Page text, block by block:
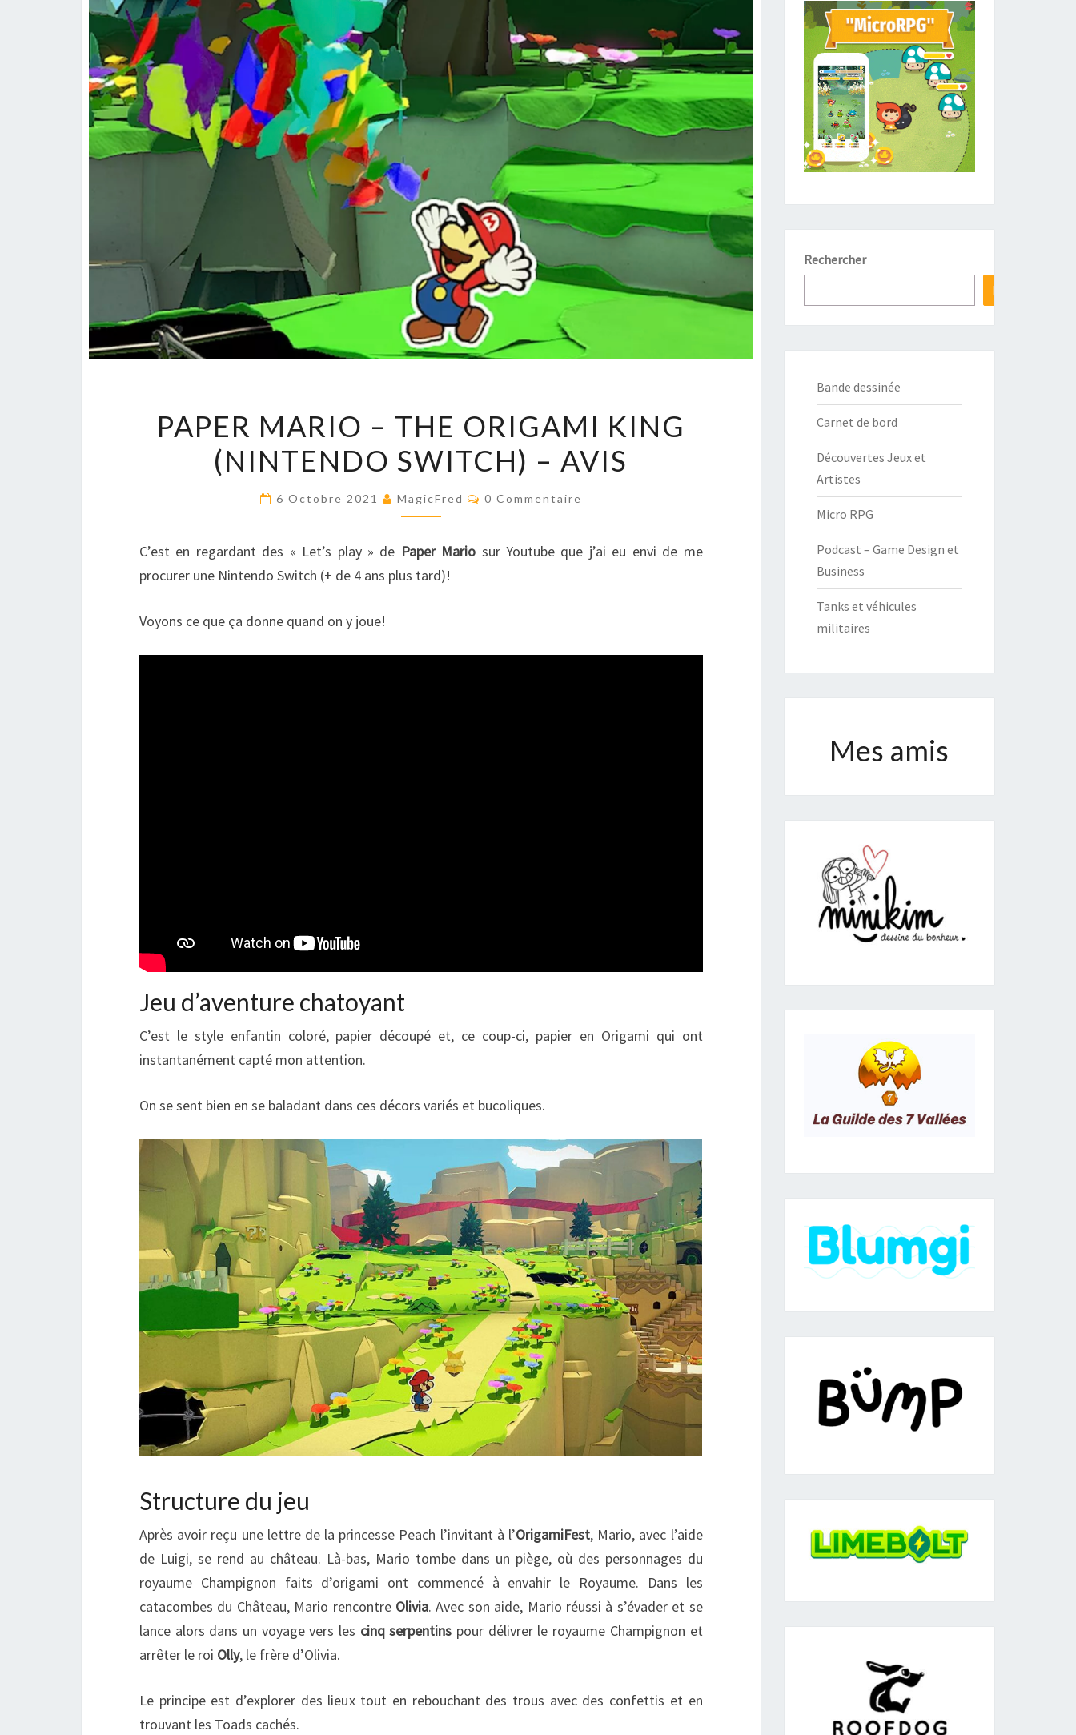
MARIO
–
THE
ORIGAMI
KING
(NINTENDO
SWITCH)
PAPER MARIO – THE ORIGAMI KING
(NINTENDO SWITCH) – AVIS
6 Octobre 2021 MagicFred Commentaires
0 Commentaire
C’est en regardant des « Let’s play » de Paper Mario sur Youtube que j’ai eu envi de me
procurer une Nintendo Switch (+ de 4 ans plus tard)!
Voyons ce que ça donne quand on y joue!
Jeu d’aventure chatoyant
C’est le style enfantin coloré, papier découpé et, ce coup-ci, papier en Origami qui ont
instantanément capté mon attention.
On se sent bien en se baladant dans ces décors variés et bucoliques.
Structure du jeu
Après avoir reçu une lettre de la princesse Peach l’invitant à l’OrigamiFest, Mario, avec l’aide
de Luigi, se rend au château. Là-bas, Mario tombe dans un piège, où des personnages du
royaume Champignon faits d’origami ont commencé à envahir le Royaume. Dans les
catacombes du Château, Mario rencontre Olivia. Avec son aide, Mario réussi à s’évader et se
lance alors dans un voyage vers les cinq serpentins pour délivrer le royaume Champignon et
arrêter le roi Olly, le frère d’Olivia.
Le principe est d’explorer des lieux tout en rebouchant des trous avec des confettis et en
trouvant les Toads cachés.
Rechercher
Hop
Bande dessinée
Carnet de bord
Découvertes Jeux et
Artistes
Micro RPG
Podcast – Game Design et
Business
Tanks et véhicules
militaires
Mes amis